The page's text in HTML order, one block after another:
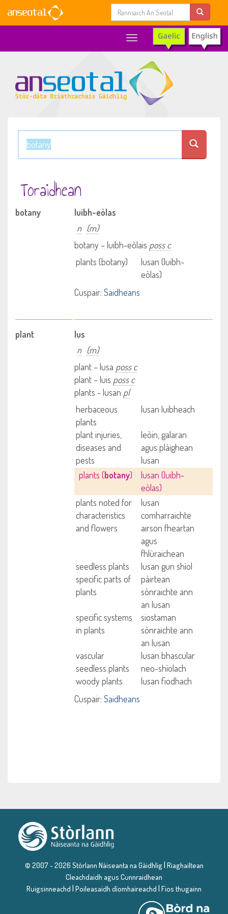
Toggle
navigation
Toraidhean
botany
luibh-eòlas
n (m)
botany – luibh-eòlais poss c
plants (botany)
lusan (luibh-
eòlas)
Cuspair: Saidheans
plant
lus
n (m)
plant – lusa poss c
plant – luis poss c
plants - lusan pl
herbaceous
plants
lusan luibheach
plant injuries,
diseases and
pests
leòin, galaran
agus plàighean
lusan
plants (botany)
lusan (luibh-
eòlas)
plants noted for
characteristics
and flowers
lusan
comharraichte
airson fheartan
agus
fhlùraichean
seedless plants
lusan gun shìol
specific parts of
plants
pàirtean
sònraichte ann
an lusan
specific systems
in plants
siostaman
sònraichte ann
an lusan
vascular
seedless plants
lusan bhascular
neo-shìolach
woody plants
lusan fiodhach
Cuspair: Saidheans
© 2007 - 2026 Stòrlann Nàiseanta na Gàidhlig | Riaghailtean
Cleachdaidh agus Cunnraidhean
Ruigsinneachd | Poileasaidh dìomhaireachd | Fios thugainn